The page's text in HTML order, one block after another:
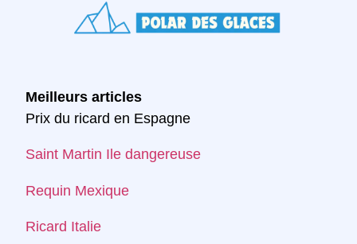
Meilleurs articles
Prix du ricard en Espagne
Saint Martin Ile dangereuse
Requin Mexique
Ricard Italie